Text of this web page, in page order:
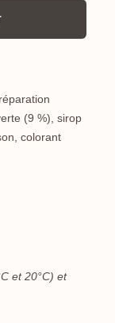
(9 %), sirop
colorant
et 20°C) et